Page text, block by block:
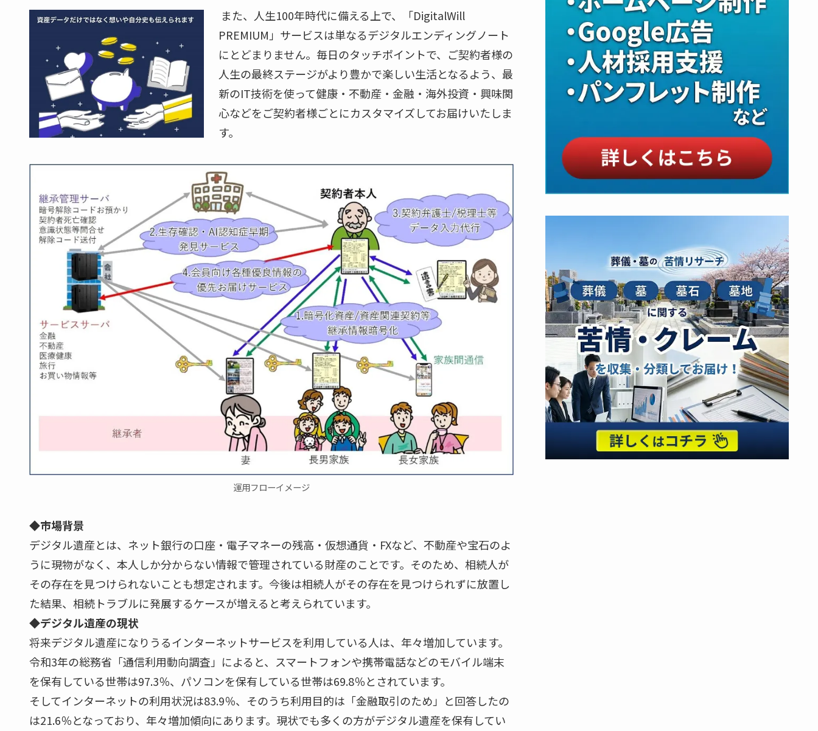
また、人生100年時代に備える上で、「DigitalWill
PREMIUM」サービスは単なるデジタルエンディングノート
にとどまりません。毎日のタッチポイントで、ご契約者様の
人生の最終ステージがより豊かで楽しい生活となるよう、最
新のIT技術を使って健康・不動産・金融・海外投資・興味関
心などをご契約者様ごとにカスタマイズしてお届けいたしま
す。
運用フローイメージ
◆市場背景
デジタル遺産とは、ネット銀行の口座・電子マネーの残高・仮想通貨・FXなど、不動産や宝石のよ
うに現物がなく、本人しか分からない情報で管理されている財産のことです。そのため、相続人が
その存在を見つけられないことも想定されます。今後は相続人がその存在を見つけられずに放置し
た結果、相続トラブルに発展するケースが増えると考えられています。
◆デジタル遺産の現状
将来デジタル遺産になりうるインターネットサービスを利用している人は、年々増加しています。
令和3年の総務省「通信利用動向調査」によると、スマートフォンや携帯電話などのモバイル端末
を保有している世帯は97.3％、パソコンを保有している世帯は69.8％とされています。
そしてインターネットの利用状況は83.9％、そのうち利用目的は「金融取引のため」と回答したの
は21.6％となっており、年々増加傾向にあります。現状でも多くの方がデジタル遺産を保有してい